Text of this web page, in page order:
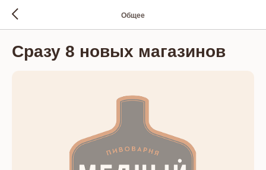
Общее
Сразу 8 новых магазинов